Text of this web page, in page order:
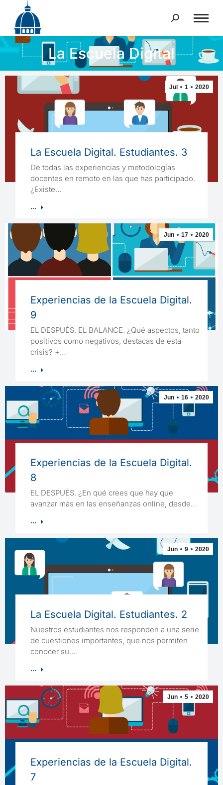
Buscar:
La Escuela Digital
Estás aquí:
Jul 1 2020
La Escuela Digital. Estudiantes. 3
De todas las experiencias y metodologías
docentes en remoto en las que has participado.
¿Existe…
...
Jun 17 2020
Experiencias de la Escuela Digital.
9
EL DESPUÉS. EL BALANCE. ¿Qué aspectos, tanto
positivos como negativos, destacas de esta
crisis? +…
...
Jun 16 2020
Experiencias de la Escuela Digital.
8
EL DESPUÉS. ¿En qué crees que hay que
avanzar más en las enseñanzas online, desde…
...
Jun 9 2020
La Escuela Digital. Estudiantes. 2
Nuestros estudiantes nos responden a una serie
de cuestiones importantes, que nos permiten
conocer su…
...
Jun 5 2020
Experiencias de la Escuela Digital.
7